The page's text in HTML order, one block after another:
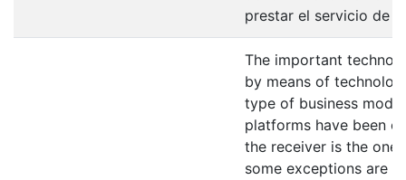
prestar el servicio de
The important
by means of
type of business
platforms have been
the receiver is the one
some exceptions are